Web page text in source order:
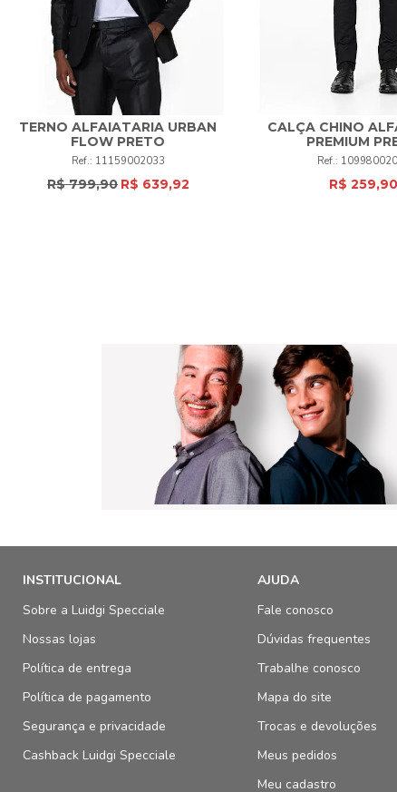
48 50 52 54 56 58
60 62 +
TERNO ALFAIATARIA URBAN
FLOW PRETO
11159002033
R$ 799,90 R$ 639,92
50 +
COMPRAR
CALÇA CHINO
PREMIUM
R$ 259,90
INSTITUCIONAL
Sobre a Luidgi Specciale
Nossas lojas
Política de entrega
Política de pagamento
Segurança e privacidade
Cashback Luidgi Specciale
AJUDA
Fale conosco
Dúvidas frequentes
Trabalhe conosco
Mapa do site
Trocas e devoluções
Meus pedidos
Meu cadastro